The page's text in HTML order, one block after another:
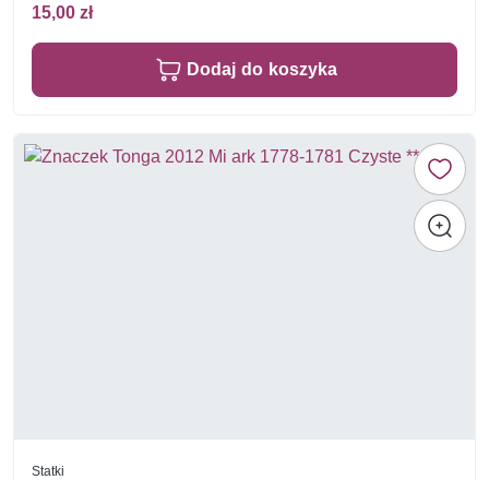
15,00 zł
Dodaj do koszyka
Statki